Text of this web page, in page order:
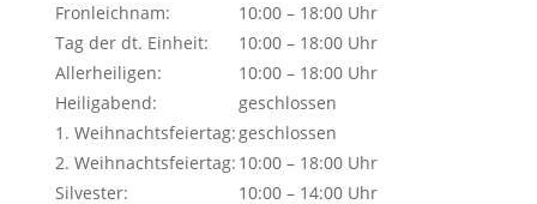
Fronleichnam:
10:00 – 18:00 Uhr
Tag der dt. Einheit:
10:00 – 18:00 Uhr
Allerheiligen:
10:00 – 18:00 Uhr
Heiligabend:
geschlossen
1. Weihnachtsfeiertag:geschlossen
2. Weihnachtsfeiertag: 10:00 – 18:00 Uhr
Silvester:
10:00 – 14:00 Uhr